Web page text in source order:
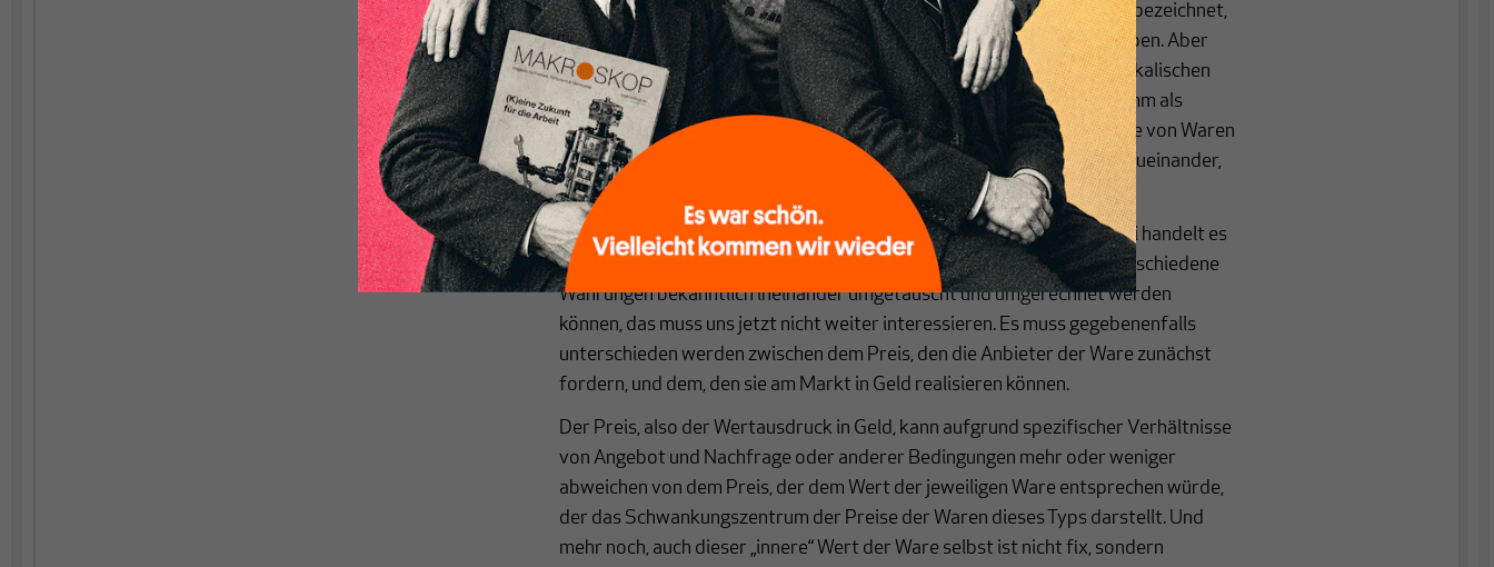
Kilogramm. Die Masse dieser Menge Wasser wird mit „ein Kilogramm“ bezeichnet,
weil sie gleich groß ist wie die Masse, die die Menschen so definiert haben. Aber
diese Menge Wasser hat ihre Masse und alle damit verbundenen physikalischen
Eigenschaften nicht weil und dadurch, dass die Menschen das Kilogramm als
Maßeinheit dafür normiert haben. So ist auch das Verhältnis der Werte von Waren
zu ihrem Maß in Geldeinheiten. Es sind die relativen Werte der Waren zueinander,
die ihre Preisrelationen erklären, nicht umgekehrt.
Der Preis einer Ware drückt ihren Wert in einem Geldbetrag aus. Dabei handelt es
sich immer eine bestimmte Art von Geld, also eine Währung. Wobei verschiedene
Währungen bekanntlich ineinander umgetauscht und umgerechnet werden
können, das muss uns jetzt nicht weiter interessieren. Es muss gegebenenfalls
unterschieden werden zwischen dem Preis, den die Anbieter der Ware zunächst
fordern, und dem, den sie am Markt in Geld realisieren können.
Der Preis, also der Wertausdruck in Geld, kann aufgrund spezifischer Verhältnisse
von Angebot und Nachfrage oder anderer Bedingungen mehr oder weniger
abweichen von dem Preis, der dem Wert der jeweiligen Ware entsprechen würde,
der das Schwankungszentrum der Preise der Waren dieses Typs darstellt. Und
mehr noch, auch dieser „innere“ Wert der Ware selbst ist nicht fix, sondern